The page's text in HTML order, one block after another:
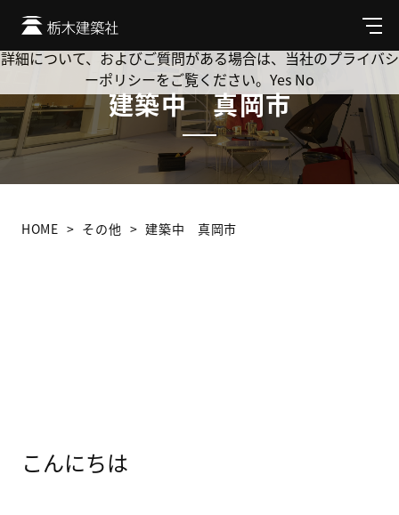
メ
ニ
ュ
建築中 真岡市
HOME その他 建築中 真岡市
こんにちは
Cookie を使用して、お客様の活動を追跡してもよろしいです
か? 当社ではお客様のプライバシーを極めて重視しています。
詳細について、およびご質問がある場合は、当社のプライバシ
ーポリシーをご覧ください。 Yes No